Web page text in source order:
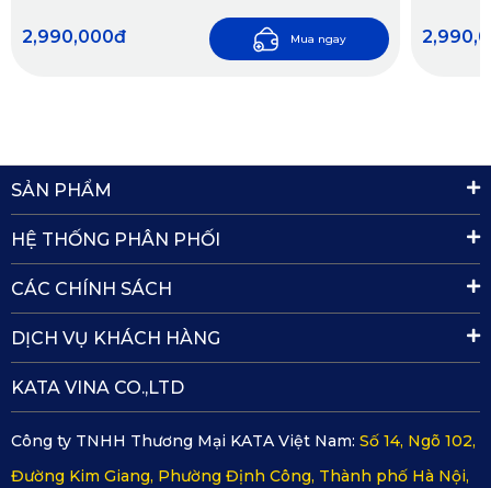
thường xuyên di chuyển hoặc chở theo gia đình, trẻ em.
không làm ảnh hưởng đến khoảng không gian bên trong
hoặc gây cộm khi đóng mở ghế. Đây là điểm cộng lớn giúp
nâng cao trải nghiệm lái xe một cách rõ rệt.
2,990,000đ Mua ngay
SẢN PHẨM
HỆ THỐNG PHÂN PHỐI
CÁC CHÍNH SÁCH
DỊCH VỤ KHÁCH HÀNG
KATA VINA CO.,LTD
Công ty TNHH Thương Mại KATA Việt Nam: Số 14, Ngõ 102,
Đường Kim Giang, Phường Định Công, Thành phố Hà Nội,